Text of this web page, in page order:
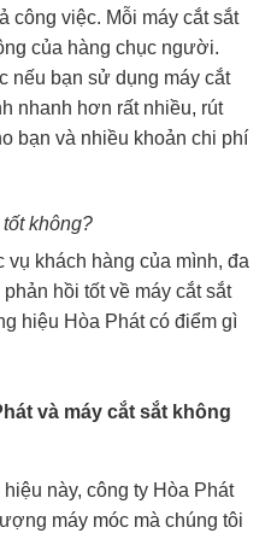
công việc. Mỗi máy cắt sắt
của hàng chục người.
nếu bạn sử dụng máy cắt
nhanh hơn rất nhiều, rút
bạn và nhiều khoản chi phí
không?
khách hàng của mình, đa
hồi tốt về máy cắt sắt
hiệu Hòa Phát có điểm gì
và máy cắt sắt không
này, công ty Hòa Phát
máy móc mà chúng tôi